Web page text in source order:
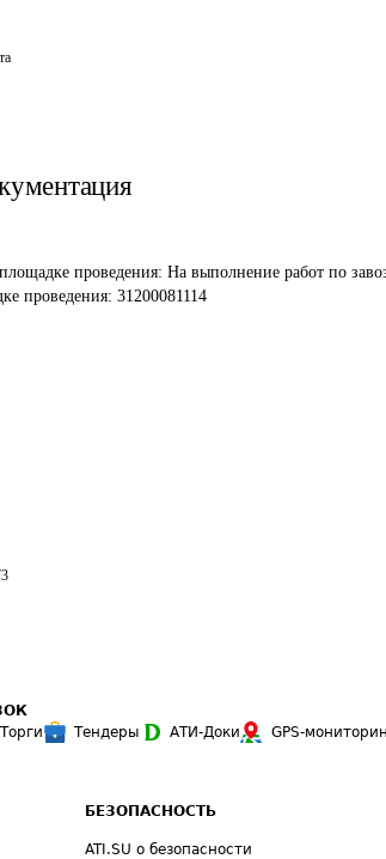
проведения: На выполнение работ по
проведения: 31200081114
Торги Тендеры АТИ-Доки GPS-
БЕЗОПАСНОСТЬ
ATI.SU о безопасности